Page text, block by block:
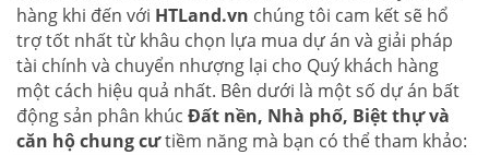
hàng khi đến với HTLand.vn chúng tôi cam kết sẽ hổ
trợ tốt nhất từ khâu chọn lựa mua dự án và giải pháp
tài chính và chuyển nhượng lại cho Quý khách hàng
một cách hiệu quả nhất. Bên dưới là một số dự án bất
động sản phân khúc Đất nền, Nhà phố, Biệt thự và
căn hộ chung cưtiềm năng mà bạn có thể tham khảo: